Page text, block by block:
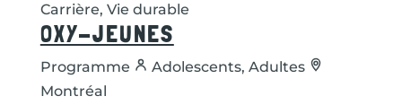
Carrière, Vie durable
OXY-JEUNES
Programme
Adolescents, Adultes
Montréal